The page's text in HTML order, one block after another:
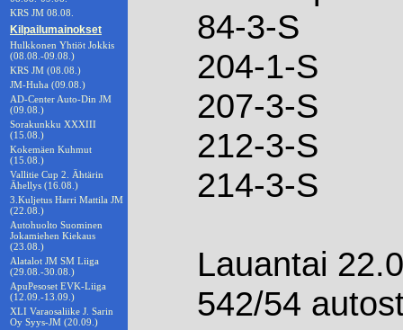
KRS JM 08.08.
Kilpailumainokset
Hulkkonen Yhtiöt Jokkis
(08.08.-09.08.)
KRS JM (08.08.)
JM-Huha (09.08.)
AD-Center Auto-Din JM
(09.08.)
Sorakunkku XXXIII
(15.08.)
Kokemäen Kuhmut
(15.08.)
Vallitie Cup 2. Ähtärin
Ähellys (16.08.)
3.Kuljetus Harri Mattila JM
(22.08.)
Autohuolto Suominen
Jokamiehen Kiekaus
(23.08.)
Alatalot JM SM Liiga
(29.08.-30.08.)
ApuPesoset EVK-Liiga
(12.09.-13.09.)
XLI Varaosaliike J. Sarin
Oy Syys-JM (20.09.)
84-3-S
204-1-S
207-3-S
212-3-S
214-3-S
Lauantai
542/54